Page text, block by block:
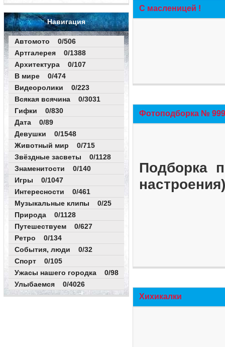
Навигация
Автомото 0/506
Артгалерея 0/1388
Архитектура 0/107
В мире 0/474
Видеоролики 0/223
Всякая всячина 0/3031
Гифки 0/830
Дата 0/89
Девушки 0/1548
Животный мир 0/715
Звёздные засветы 0/1128
Знаменитости 0/140
Игры 0/1047
Интересности 0/461
Музыкальные клипы 0/25
Природа 0/1128
Путешествуем 0/627
Ретро 0/134
События, люди 0/32
Спорт 0/105
Ужасы нашего городка 0/98
Улыбаемся 0/4026
С масленицей !
Фотоподборка №
Подборка
Хихикалки